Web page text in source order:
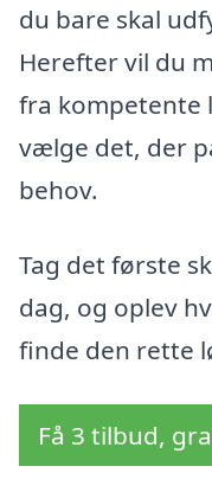
du bare skal
Herefter vil du
fra kompetente
vælge det, der
behov.
Tag det første
dag, og oplev
finde den rette
Få 3 tilbud,